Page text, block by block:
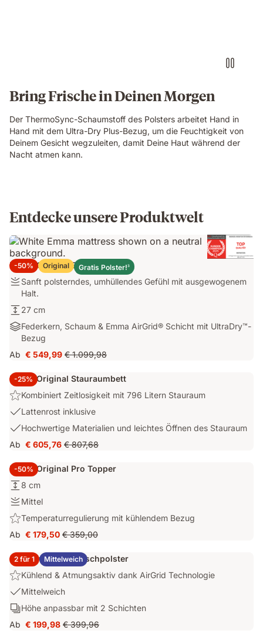
Bring Frische in Deinen Morgen
Der ThermoSync-Schaumstoff des Polsters arbeitet Hand in
Hand mit dem Ultra-Dry Plus-Bezug, um die Feuchtigkeit von
Deinem Gesicht wegzuleiten, damit Deine Haut während der
Nacht atmen kann.
Entdecke unsere Produktwelt
-50% Original Gratis Polster!3
Emma Original Elite Matratze
Festigkeit:
Sanft
polsterndes,
umhüllendes
Gefühl
ausgewogenem
Sanft polsterndes, umhüllendes Gefühl mit ausgewogenem
Halt.
Höhe:
27
cm
27 cm
Materialien:
Federkern,
Schaum
&
Emma
AirGrid®
Schicht
mit
Bezug
Federkern, Schaum & Emma AirGrid® Schicht mit UltraDry™-
Bezug
Ab
Preis
€ 549,99
€ 549,99 Ursprünglicher
€ 1.099,98
€ 1.099,98
-25%
Emma Original Stauraumbett
Highlight:
Kombiniert
Zeitlosigkeit
mit
796
Stauraum
Kombiniert Zeitlosigkeit mit 796 Litern Stauraum
USP
Lattenrost
inklusive
Lattenrost inklusive
USP
3:
Hochwertige
Materialien
und
leichtes
Öffnen
Stauraum
Hochwertige Materialien und leichtes Öffnen des Stauraum
Ab
Preis
€ 605,76
€ 605,76 Ursprünglicher
€ 807,68
€ 807,68
-50%
Emma Original Pro Topper
Höhe:
8
cm
8 cm
Festigkeit:
Mittel
Mittel
Highlight:
Temperaturregulierung
mit
kühlendem
Bezug
Temperaturregulierung mit kühlendem Bezug
Ab
Preis
€ 179,50
€ 179,50 Ursprünglicher
Preis
€ 359,00
€ 359,00
2 für 1 Mittelweich
2x Emma Elite Flauschpolster
Highlight:
Kühlend
&
Atmungsaktiv
dank
Kühlend & Atmungsaktiv dank AirGrid Technologie
USP
1:
Mittelweich
Mittelweich
Schichten:
Höhe
anpassbar
Höhe anpassbar mit 2 Schichten
Ab
Preis
€ 199,98 Ursprünglicher
€ 399,96